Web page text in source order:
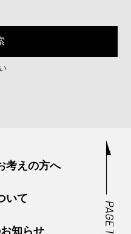
考えの方へ
いて
知らせ